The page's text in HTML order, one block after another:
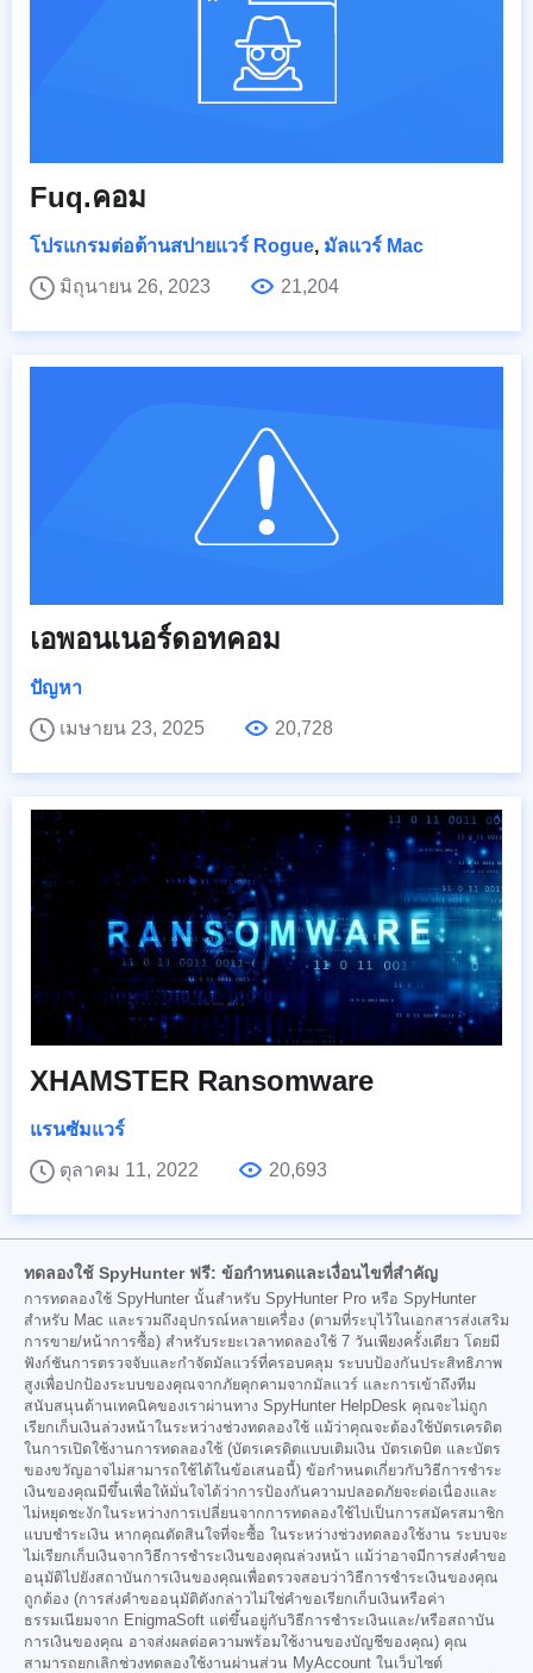
Fuq.คอม
โปรแกรมต่อต้านสปายแวร์ Rogue, มัลแวร์ Mac
มิถุนายน 26, 2023
21,204
เอพอนเนอร์ดอทคอม
ปัญหา
เมษายน 23, 2025
20,728
XHAMSTER Ransomware
แรนซัมแวร์
ตุลาคม 11, 2022
20,693
ทดลองใช้ SpyHunter ฟรี: ข้อกำหนดและเงื่อนไขที่สำคัญ
การทดลองใช้ SpyHunter นั้นสำหรับ SpyHunter Pro หรือ SpyHunter
สำหรับ Mac และรวมถึงอุปกรณ์หลายเครื่อง (ตามที่ระบุไว้ในเอกสารส่งเสริม
การขาย/หน้าการซื้อ) สำหรับระยะเวลาทดลองใช้ 7 วันเพียงครั้งเดียว โดยมี
ฟังก์ชันการตรวจจับและกำจัดมัลแวร์ที่ครอบคลุม ระบบป้องกันประสิทธิภาพ
สูงเพื่อปกป้องระบบของคุณจากภัยคุกคามจากมัลแวร์ และการเข้าถึงทีม
สนับสนุนด้านเทคนิคของเราผ่านทาง SpyHunter HelpDesk คุณจะไม่ถูก
เรียกเก็บเงินล่วงหน้าในระหว่างช่วงทดลองใช้ แม้ว่าคุณจะต้องใช้บัตรเครดิต
ในการเปิดใช้งานการทดลองใช้ (บัตรเครดิตแบบเติมเงิน บัตรเดบิต และบัตร
ของขวัญอาจไม่สามารถใช้ได้ในข้อเสนอนี้) ข้อกำหนดเกี่ยวกับวิธีการชำระ
เงินของคุณมีขึ้นเพื่อให้มั่นใจได้ว่าการป้องกันความปลอดภัยจะต่อเนื่องและ
ไม่หยุดชะงักในระหว่างการเปลี่ยนจากการทดลองใช้ไปเป็นการสมัครสมาชิก
แบบชำระเงิน หากคุณตัดสินใจที่จะซื้อ ในระหว่างช่วงทดลองใช้งาน ระบบจะ
ไม่เรียกเก็บเงินจากวิธีการชำระเงินของคุณล่วงหน้า แม้ว่าอาจมีการส่งคำขอ
อนุมัติไปยังสถาบันการเงินของคุณเพื่อตรวจสอบว่าวิธีการชำระเงินของคุณ
ถูกต้อง (การส่งคำขออนุมัติดังกล่าวไม่ใช่คำขอเรียกเก็บเงินหรือค่า
ธรรมเนียมจาก EnigmaSoft แต่ขึ้นอยู่กับวิธีการชำระเงินและ/หรือสถาบัน
การเงินของคุณ อาจส่งผลต่อความพร้อมใช้งานของบัญชีของคุณ) คุณ
สามารถยกเลิกช่วงทดลองใช้งานผ่านส่วน MyAccount ในเว็บไซต์